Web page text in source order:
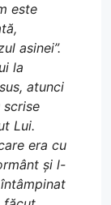
este
asinei”.
la
atunci
scrise
Lui.
era cu
și l-